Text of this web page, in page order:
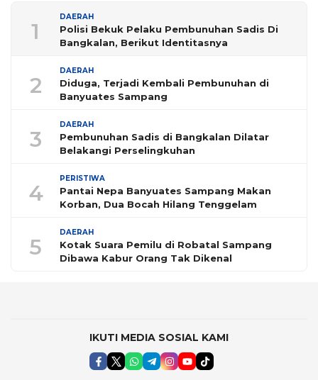
1
DAERAH
Polisi Bekuk Pelaku Pembunuhan Sadis Di
Bangkalan, Berikut Identitasnya
2
DAERAH
Diduga, Terjadi Kembali Pembunuhan di
Banyuates Sampang
3
DAERAH
Pembunuhan Sadis di Bangkalan Dilatar
Belakangi Perselingkuhan
4
PERISTIWA
Pantai Nepa Banyuates Sampang Makan
Korban, Dua Bocah Hilang Tenggelam
5
DAERAH
Kotak Suara Pemilu di Robatal Sampang
Dibawa Kabur Orang Tak Dikenal
IKUTI MEDIA SOSIAL KAMI